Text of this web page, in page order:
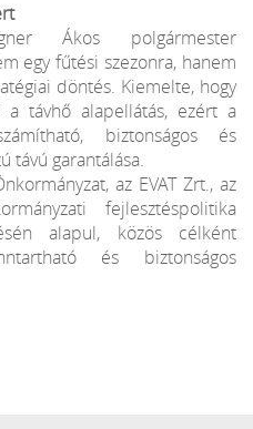
Ákos polgármester
egy fűtési szezonra, hanem
döntés. Kiemelte, hogy
a távhő alapellátás, ezért a
biztonságos és
távú garantálása.
az EVAT Zrt., az
fejlesztéspolitika
alapul, közös célként
és biztonságos